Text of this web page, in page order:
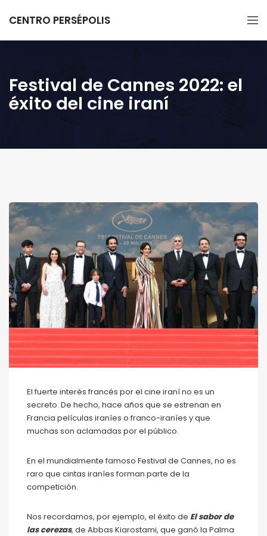
CENTRO PERSÉPOLIS
Festival de Cannes 2022: el
éxito del cine iraní
El fuerte interés francés por el cine iraní no es un
secreto. De hecho, hace años que se estrenan en
Francia películas iraníes o franco-iraníes y que
muchas son aclamadas por el público.
En el mundialmente famoso Festival de Cannes, no es
raro que cintas iraníes forman parte de la
competición.
Nos recordamos, por ejemplo, el éxito de El sabor de
las cerezas, de Abbas Kiarostami, que ganó la Palma